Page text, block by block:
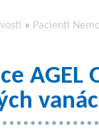
» Pacienti
AGEL